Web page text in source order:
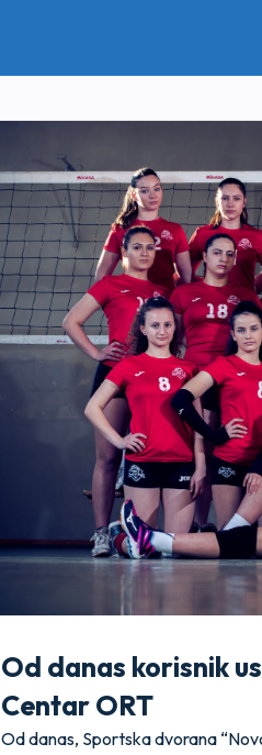
Od danas korisnik
Centar ORT
Od danas, Sportska dvorana